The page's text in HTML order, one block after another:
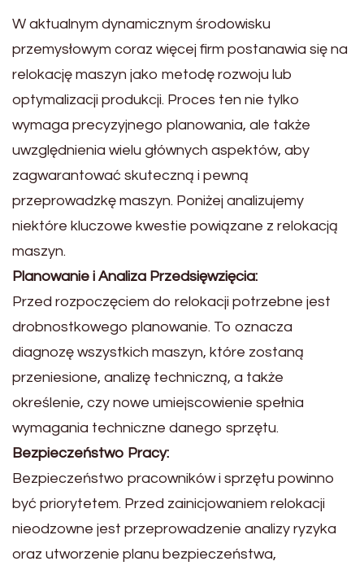
W aktualnym dynamicznym środowisku
przemysłowym coraz więcej firm postanawia się na
relokację maszyn jako metodę rozwoju lub
optymalizacji produkcji. Proces ten nie tylko
wymaga precyzyjnego planowania, ale także
uwzględnienia wielu głównych aspektów, aby
zagwarantować skuteczną i pewną
przeprowadzkę maszyn. Poniżej analizujemy
niektóre kluczowe kwestie powiązane z relokacją
maszyn.
Planowanie i Analiza Przedsięwzięcia:
Przed rozpoczęciem do relokacji potrzebne jest
drobnostkowego planowanie. To oznacza
diagnozę wszystkich maszyn, które zostaną
przeniesione, analizę techniczną, a także
określenie, czy nowe umiejscowienie spełnia
wymagania techniczne danego sprzętu.
Bezpieczeństwo Pracy:
Bezpieczeństwo pracowników i sprzętu powinno
być priorytetem. Przed zainicjowaniem relokacji
nieodzowne jest przeprowadzenie analizy ryzyka
oraz utworzenie planu bezpieczeństwa,